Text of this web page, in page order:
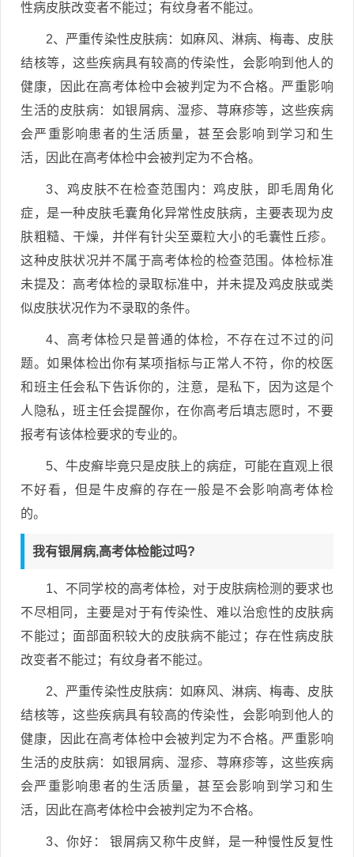
性病皮肤改变者不能过；有纹身者不能过。
2、严重传染性皮肤病：如麻风、淋病、梅毒、皮肤
结核等，这些疾病具有较高的传染性，会影响到他人的
健康，因此在高考体检中会被判定为不合格。严重影响
生活的皮肤病：如银屑病、湿疹、荨麻疹等，这些疾病
会严重影响患者的生活质量，甚至会影响到学习和生
活，因此在高考体检中会被判定为不合格。
3、鸡皮肤不在检查范围内：鸡皮肤，即毛周角化
症，是一种皮肤毛囊角化异常性皮肤病，主要表现为皮
肤粗糙、干燥，并伴有针尖至粟粒大小的毛囊性丘疹。
这种皮肤状况并不属于高考体检的检查范围。体检标准
未提及：高考体检的录取标准中，并未提及鸡皮肤或类
似皮肤状况作为不录取的条件。
4、高考体检只是普通的体检，不存在过不过的问
题。如果体检出你有某项指标与正常人不符，你的校医
和班主任会私下告诉你的，注意，是私下，因为这是个
人隐私，班主任会提醒你，在你高考后填志愿时，不要
报考有该体检要求的专业的。
5、牛皮癣毕竟只是皮肤上的病症，可能在直观上很
不好看，但是牛皮癣的存在一般是不会影响高考体检
的。
我有银屑病,高考体检能过吗?
1、不同学校的高考体检，对于皮肤病检测的要求也
不尽相同，主要是对于有传染性、难以治愈性的皮肤病
不能过；面部面积较大的皮肤病不能过；存在性病皮肤
改变者不能过；有纹身者不能过。
2、严重传染性皮肤病：如麻风、淋病、梅毒、皮肤
结核等，这些疾病具有较高的传染性，会影响到他人的
健康，因此在高考体检中会被判定为不合格。严重影响
生活的皮肤病：如银屑病、湿疹、荨麻疹等，这些疾病
会严重影响患者的生活质量，甚至会影响到学习和生
活，因此在高考体检中会被判定为不合格。
3、你好： 银屑病又称牛皮鲜，是一种慢性反复性